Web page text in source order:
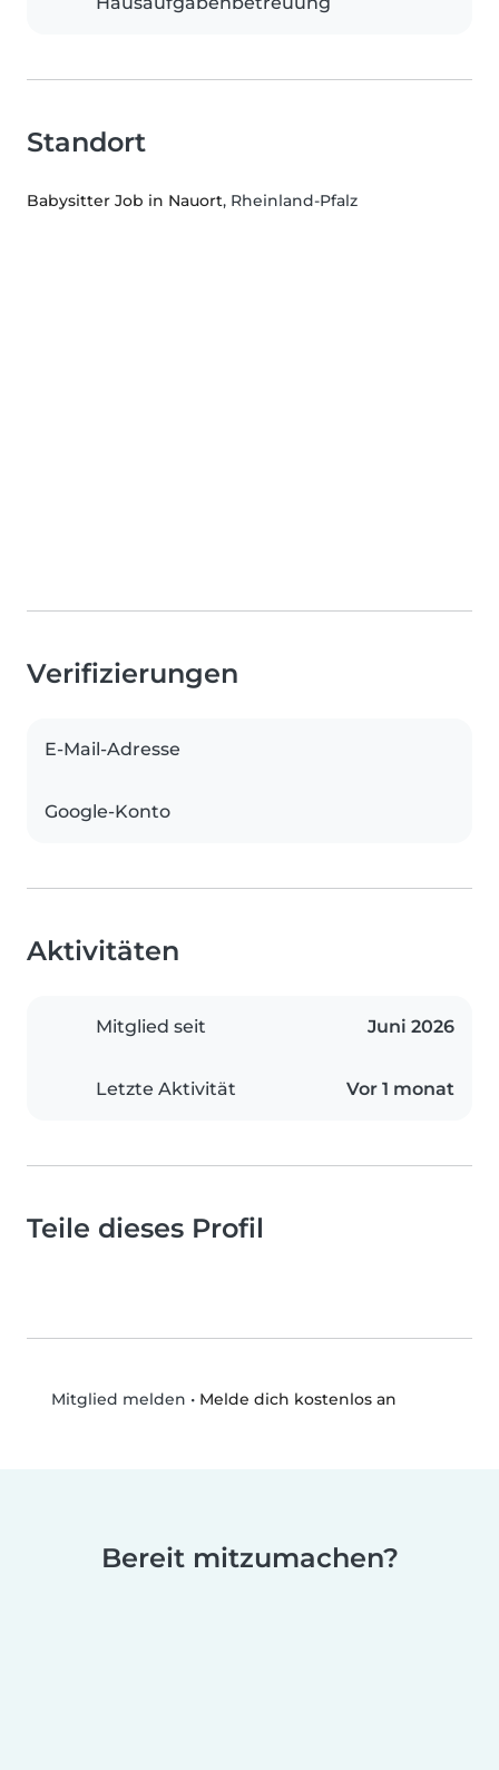
Standort
Babysitter Job in Nauort, Rheinland-Pfalz
Verifizierungen
E-Mail-Adresse
Google-Konto
Aktivitäten
Mitglied seit Juni 2026
Letzte Aktivität Vor 1 monat
Teile dieses Profil
Mitglied melden • Melde dich kostenlos an
Bereit mitzumachen?